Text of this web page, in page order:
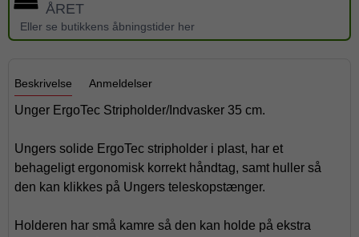
ÅRET
Eller se butikkens åbningstider her
Beskrivelse Anmeldelser
Unger ErgoTec Stripholder/Indvasker 35 cm.
Ungers solide ErgoTec stripholder i plast, har et
behageligt ergonomisk korrekt håndtag, samt huller så
den kan klikkes på Ungers teleskopstænger.
Holderen har små kamre så den kan holde på ekstra